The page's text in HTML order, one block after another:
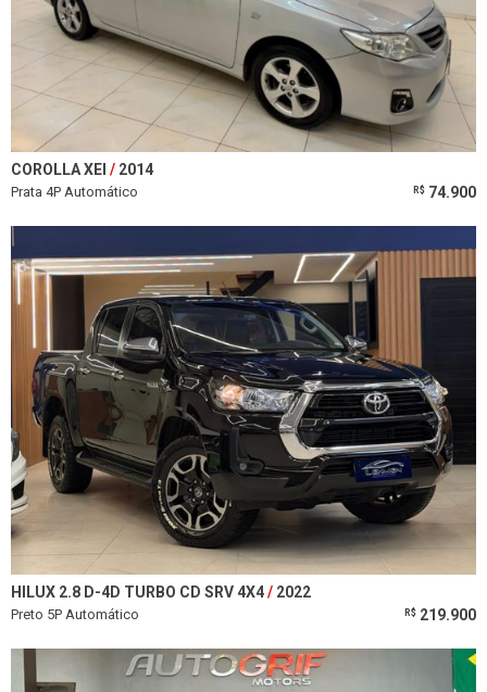
COROLLA XEI 2014
Prata 4P Automático R$ 74.900
HILUX 2.8 D-4D TURBO CD SRV 4X4 2022
Preto 5P Automático R$ 219.900